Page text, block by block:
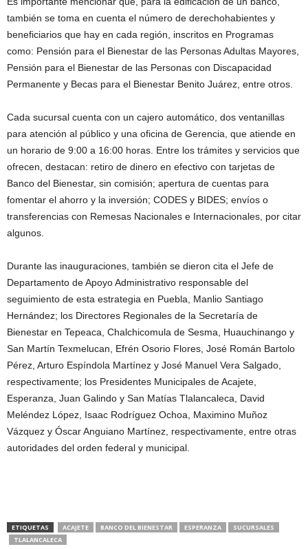
también se toma en cuenta el número de derechohabientes y
beneficiarios que hay en cada región, inscritos en Programas
como: Pensión para el Bienestar de las Personas Adultas Mayores,
Pensión para el Bienestar de las Personas con Discapacidad
Permanente y Becas para el Bienestar Benito Juárez, entre otros.
Cada sucursal cuenta con un cajero automático, dos ventanillas
para atención al público y una oficina de Gerencia, que atiende en
un horario de 9:00 a 16:00 horas. Entre los trámites y servicios que
ofrecen, destacan: retiro de dinero en efectivo con tarjetas de
Banco del Bienestar, sin comisión; apertura de cuentas para
fomentar el ahorro y la inversión; CODES y BIDES; envíos o
transferencias con Remesas Nacionales e Internacionales, por citar
algunos.
Durante las inauguraciones, también se dieron cita el Jefe de
Departamento de Apoyo Administrativo responsable del
seguimiento de esta estrategia en Puebla, Manlio Santiago
Hernández; los Directores Regionales de la Secretaría de
Bienestar en Tepeaca, Chalchicomula de Sesma, Huauchinango y
San Martín Texmelucan, Efrén Osorio Flores, José Román Bartolo
Pérez, Arturo Espíndola Martínez y José Manuel Vera Salgado,
respectivamente; los Presidentes Municipales de Acajete,
Esperanza, Juan Galindo y San Matías Tlalancaleca, David
Meléndez López, Isaac Rodríguez Ochoa, Maximino Muñoz
Vázquez y Óscar Anguiano Martínez, respectivamente, entre otras
autoridades del orden federal y municipal.
ETIQUETAS ACAJETE BANCO DEL BIENESTAR ESPERANZA
SUCURSALES
TLALANCALECA